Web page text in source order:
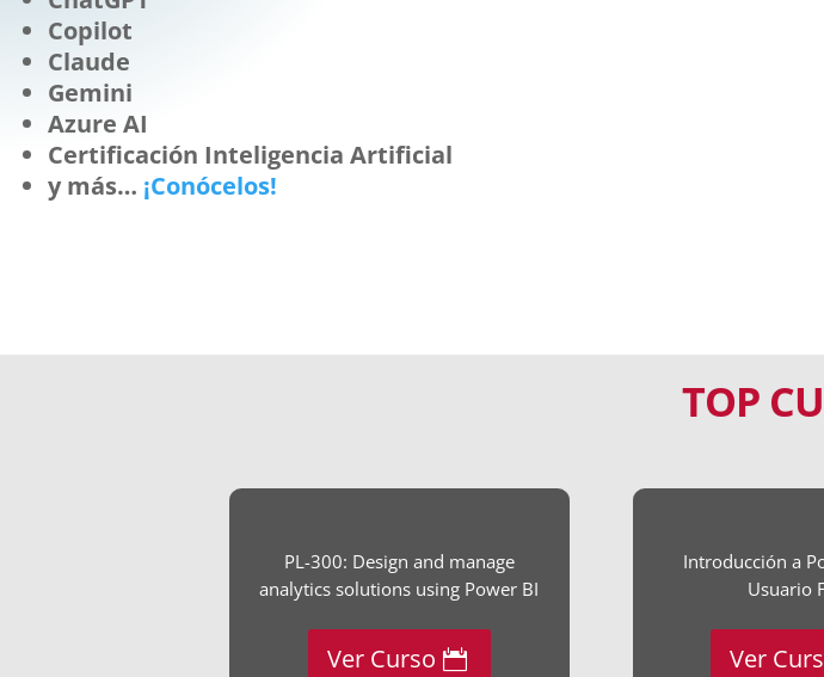
Copilot
Claude
Gemini
Azure AI
Certificación Inteligencia Artificial
y más… ¡Conócelos!
TOP
PL-300: Design and manage
analytics solutions using Power BI
Ver Curso
Introducción a
Usuario
Ver